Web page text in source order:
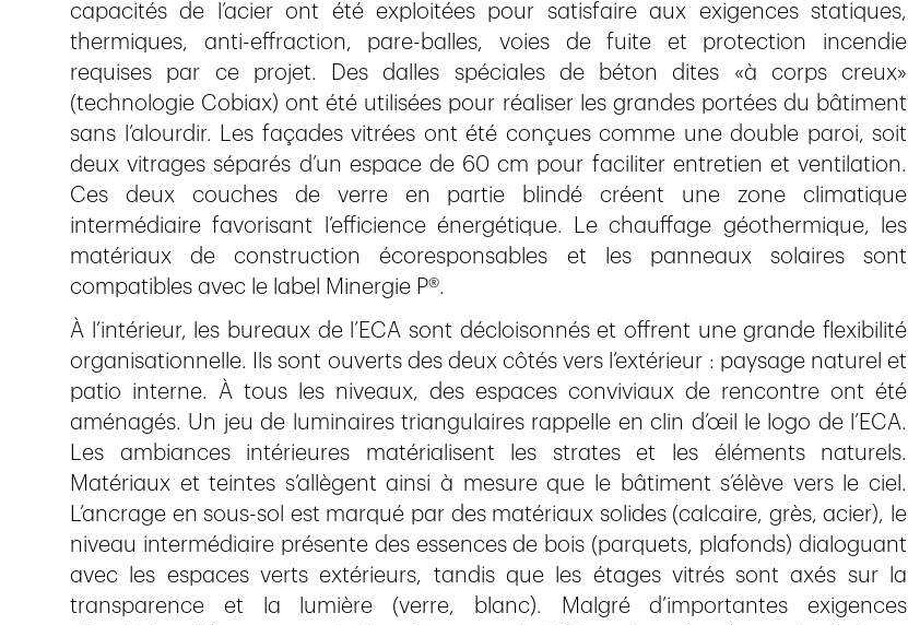
capacités de l’acier ont été exploitées pour satisfaire aux exigences statiques,
thermiques, anti-effraction, pare-balles, voies de fuite et protection incendie
requises par ce projet. Des dalles spéciales de béton dites «à corps creux»
(technologie Cobiax) ont été utilisées pour réaliser les grandes portées du bâtiment
sans l’alourdir. Les façades vitrées ont été conçues comme une double paroi, soit
deux vitrages séparés d’un espace de 60 cm pour faciliter entretien et ventilation.
Ces deux couches de verre en partie blindé créent une zone climatique
intermédiaire favorisant l’efficience énergétique. Le chauffage géothermique, les
matériaux de construction écoresponsables et les panneaux solaires sont
compatibles avec le label Minergie P®.
À l’intérieur, les bureaux de l’ECA sont décloisonnés et offrent une grande flexibilité
organisationnelle. Ils sont ouverts des deux côtés vers l’extérieur : paysage naturel et
patio interne. À tous les niveaux, des espaces conviviaux de rencontre ont été
aménagés. Un jeu de luminaires triangulaires rappelle en clin d’œil le logo de l’ECA.
Les ambiances intérieures matérialisent les strates et les éléments naturels.
Matériaux et teintes s’allègent ainsi à mesure que le bâtiment s’élève vers le ciel.
L’ancrage en sous-sol est marqué par des matériaux solides (calcaire, grès, acier), le
niveau intermédiaire présente des essences de bois (parquets, plafonds) dialoguant
avec les espaces verts extérieurs, tandis que les étages vitrés sont axés sur la
transparence et la lumière (verre, blanc). Malgré d’importantes exigences